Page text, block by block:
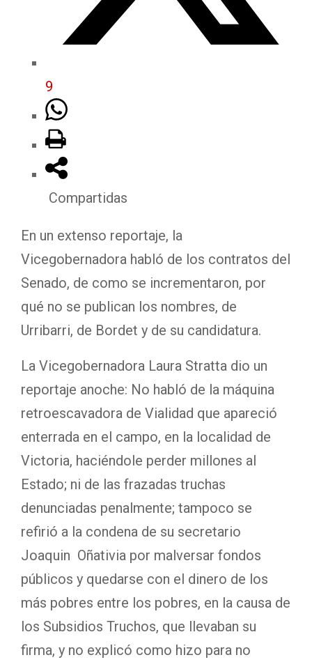
9
Compartidas
En un extenso reportaje, la
Vicegobernadora habló de los contratos del
Senado, de como se incrementaron, por
qué no se publican los nombres, de
Urribarri, de Bordet y de su candidatura.
La Vicegobernadora Laura Stratta dio un
reportaje anoche: No habló de la máquina
retroescavadora de Vialidad que apareció
enterrada en el campo, en la localidad de
Victoria, haciéndole perder millones al
Estado; ni de las frazadas truchas
denunciadas penalmente; tampoco se
refirió a la condena de su secretario
Joaquin Oñativia por malversar fondos
públicos y quedarse con el dinero de los
más pobres entre los pobres, en la causa de
los Subsidios Truchos, que llevaban su
firma, y no explicó como hizo para no